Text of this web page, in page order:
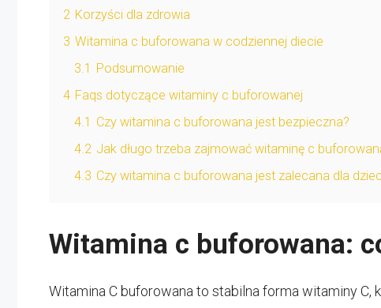
2 Korzyści dla zdrowia
3 Witamina c buforowana w codziennej diecie
3.1 Podsumowanie
4 Faqs dotyczące witaminy c buforowanej
4.1 Czy witamina c buforowana jest bezpieczna?
4.2 Jak długo trzeba zajmować witaminę c
4.3 Czy witamina c buforowana jest zalecana dla
Witamina c buforowana:
Witamina C buforowana to stabilna forma witaminy C,